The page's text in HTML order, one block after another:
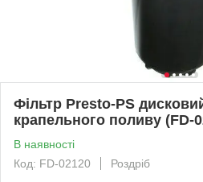
Фільтр Presto-PS
крапельного поливу (FD-
В наявності
Код: FD-02120
Роздріб